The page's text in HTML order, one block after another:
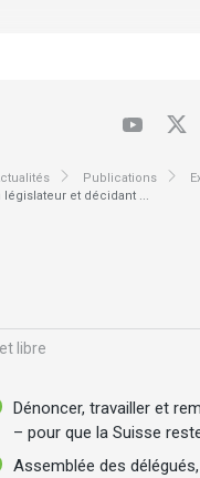
Publications
législateur et décidant ...
libre
Dénoncer, travailler et
– pour que la Suisse
Assemblée des